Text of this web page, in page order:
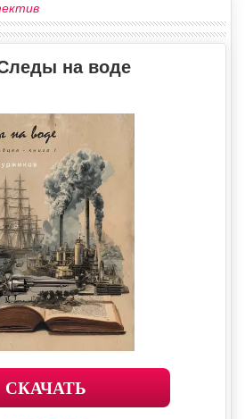
на воде
СКАЧАТЬ